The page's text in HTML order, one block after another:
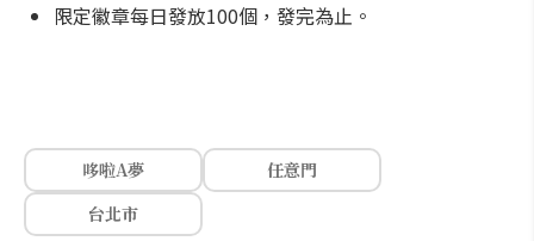
限定徽章每日發放100個，發完為止。
哆啦A夢
任意門
台北市